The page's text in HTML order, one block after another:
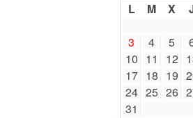
L
M X
3
4 5
10 11 12
17 18 19
24 25 26
31